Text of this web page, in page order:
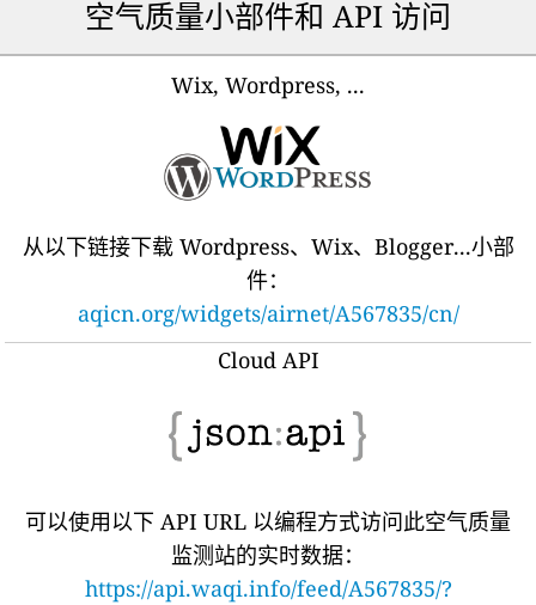
空气质量小部件和 API 访问
Wix, Wordpress, ...
从以下链接下载 Wordpress、Wix、Blogger...小部
件：
aqicn.org/widgets/airnet/A567835/cn/
Cloud API
可以使用以下 API URL 以编程方式访问此空气质量
监测站的实时数据：
https://api.waqi.info/feed/A567835/?